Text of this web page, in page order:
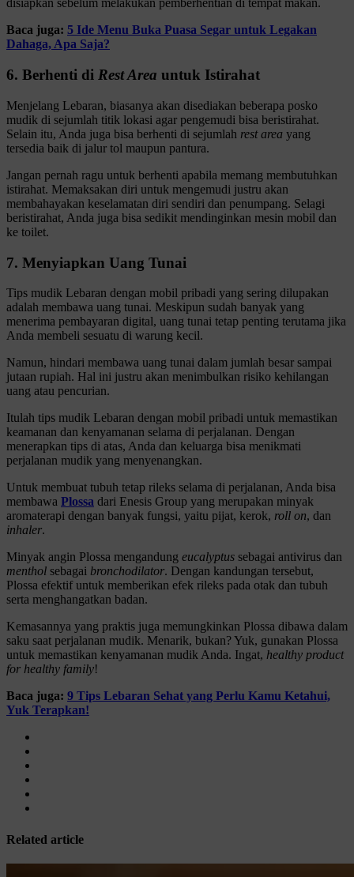
disiapkan sebelum melakukan pemberhentian di tempat makan.
Baca juga: 5 Ide Menu Buka Puasa Segar untuk Legakan
Dahaga, Apa Saja?
6. Berhenti di Rest Area untuk Istirahat
Menjelang Lebaran, biasanya akan disediakan beberapa posko
mudik di sejumlah titik lokasi agar pengemudi bisa beristirahat.
Selain itu, Anda juga bisa berhenti di sejumlah rest area yang
tersedia baik di jalur tol maupun pantura.
Jangan pernah ragu untuk berhenti apabila memang membutuhkan
istirahat. Memaksakan diri untuk mengemudi justru akan
membahayakan keselamatan diri sendiri dan penumpang. Selagi
beristirahat, Anda juga bisa sedikit mendinginkan mesin mobil dan
ke toilet.
7. Menyiapkan Uang Tunai
Tips mudik Lebaran dengan mobil pribadi yang sering dilupakan
adalah membawa uang tunai. Meskipun sudah banyak yang
menerima pembayaran digital, uang tunai tetap penting terutama jika
Anda membeli sesuatu di warung kecil.
Namun, hindari membawa uang tunai dalam jumlah besar sampai
jutaan rupiah. Hal ini justru akan menimbulkan risiko kehilangan
uang atau pencurian.
Itulah tips mudik Lebaran dengan mobil pribadi untuk memastikan
keamanan dan kenyamanan selama di perjalanan. Dengan
menerapkan tips di atas, Anda dan keluarga bisa menikmati
perjalanan mudik yang menyenangkan.
Untuk membuat tubuh tetap rileks selama di perjalanan, Anda bisa
membawa Plossa dari Enesis Group yang merupakan minyak
aromaterapi dengan banyak fungsi, yaitu pijat, kerok, roll on, dan
inhaler.
Minyak angin Plossa mengandung eucalyptus sebagai antivirus dan
menthol sebagai bronchodilator. Dengan kandungan tersebut,
Plossa efektif untuk memberikan efek rileks pada otak dan tubuh
serta menghangatkan badan.
Kemasannya yang praktis juga memungkinkan Plossa dibawa dalam
saku saat perjalanan mudik. Menarik, bukan? Yuk, gunakan Plossa
untuk memastikan kenyamanan mudik Anda. Ingat, healthy product
for healthy family!
Baca juga: 9 Tips Lebaran Sehat yang Perlu Kamu Ketahui,
Yuk Terapkan!
Related article